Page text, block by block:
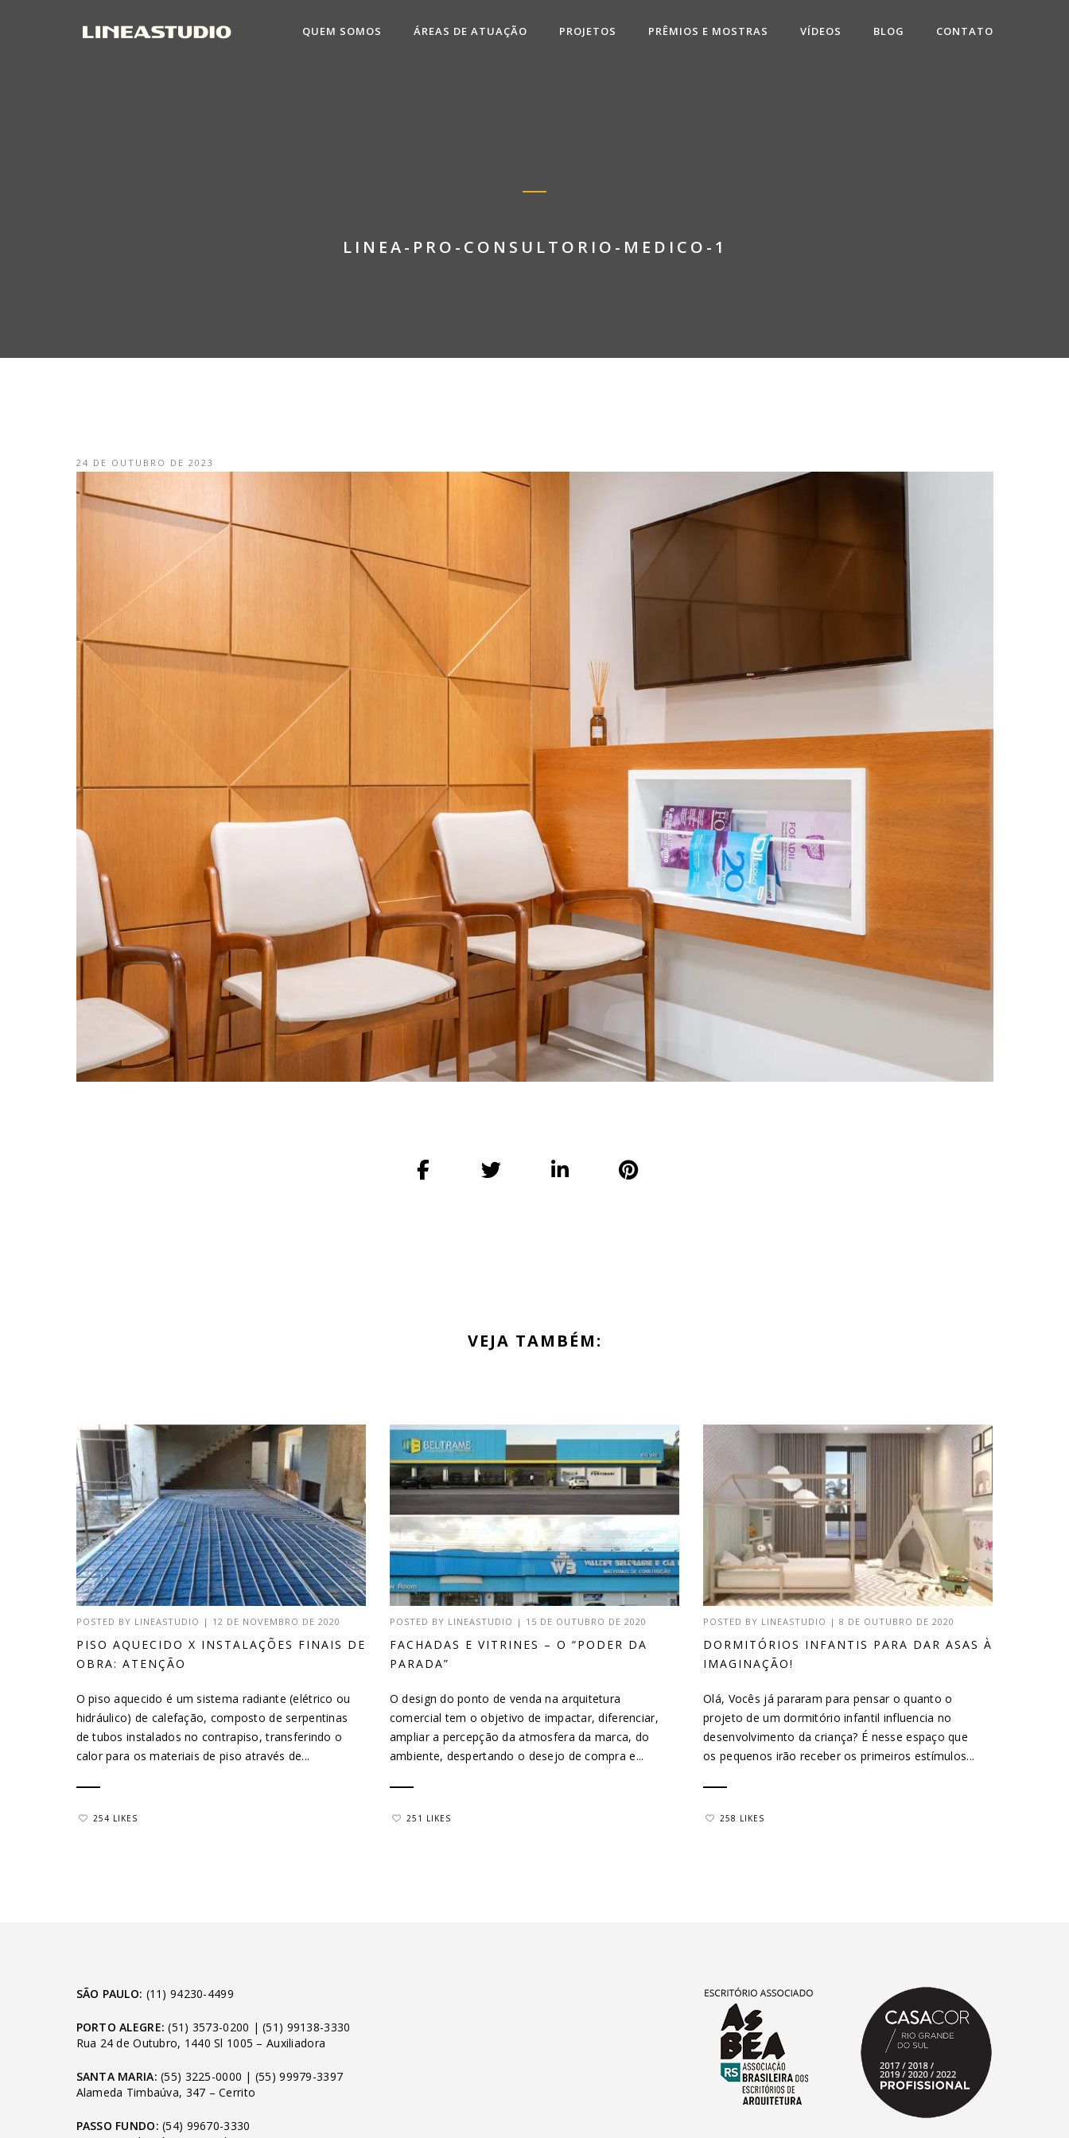
QUEM SOMOS ÁREAS DE ATUAÇÃO PROJETOS PRÊMIOS E MOSTRAS VÍDEOS BLOG CONTATO
LINEA-PRO-CONSULTORIO-MEDICO-1
24 DE OUTUBRO DE 2023
VEJA TAMBÉM:
POSTED BY LINEASTUDIO | 12 DE NOVEMBRO DE 2020
PISO AQUECIDO X INSTALAÇÕES FINAIS DE
OBRA: ATENÇÃO
O piso aquecido é um sistema radiante (elétrico ou
hidráulico) de calefação, composto de serpentinas
de tubos instalados no contrapiso, transferindo o
calor para os materiais de piso através de...
254 LIKES
POSTED BY LINEASTUDIO | 15 DE OUTUBRO DE 2020
FACHADAS E VITRINES – O “PODER DA
PARADA”
O design do ponto de venda na arquitetura
comercial tem o objetivo de impactar, diferenciar,
ampliar a percepção da atmosfera da marca, do
ambiente, despertando o desejo de compra e...
251 LIKES
POSTED BY LINEASTUDIO |8 DE OUTUBRO DE 2020
DORMITÓRIOS INFANTIS PARA DAR ASAS À
IMAGINAÇÃO!
Olá, Vocês já pararam para pensar o quanto o
projeto de um dormitório infantil influencia no
desenvolvimento da criança? É nesse espaço que
os pequenos irão receber os primeiros estímulos...
258 LIKES
SÃO PAULO: (11) 94230-4499
PORTO ALEGRE: (51) 3573-0200 |(51) 99138-3330
Rua 24 de Outubro, 1440 Sl 1005 – Auxiliadora
SANTA MARIA: (55) 3225-0000 | (55) 99979-3397
Alameda Timbaúva, 347 – Cerrito
PASSO FUNDO: (54) 99670-3330